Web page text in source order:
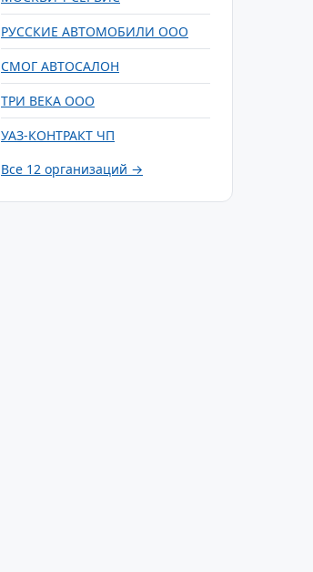
РУССКИЕ АВТОМОБИЛИ ООО
СМОГ АВТОСАЛОН
ТРИ ВЕКА ООО
УАЗ-КОНТРАКТ ЧП
Все 12 организаций →